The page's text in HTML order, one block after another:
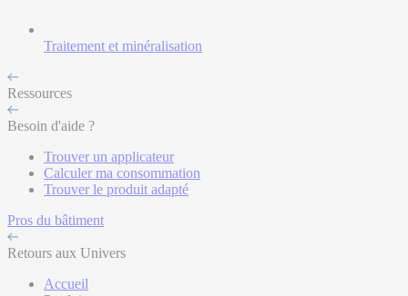
Traitement et minéralisation
Ressources
Besoin d'aide ?
Trouver un applicateur
Calculer ma consommation
Trouver le produit adapté
Pros du bâtiment
Retours aux Univers
Accueil